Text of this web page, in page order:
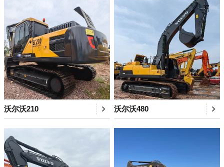
沃尔沃210 沃尔沃480